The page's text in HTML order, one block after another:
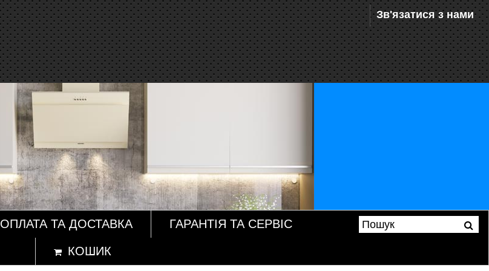
Зв'язатися з нами
ОПЛАТА ТА ДОСТАВКА ГАРАНТІЯ ТА СЕРВІС
КОШИК